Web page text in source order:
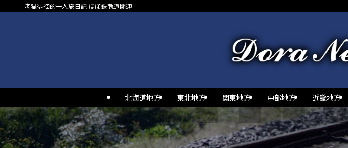
老猫徘徊的一人旅日記 ほぼ鉄軌道関連
北海道地方 東北地方 関東地方 中部地方 近畿地方